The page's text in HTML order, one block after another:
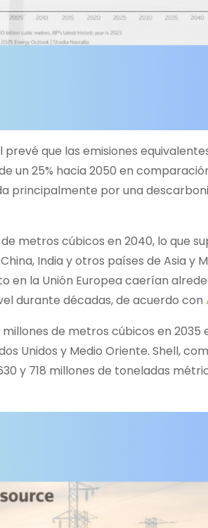
que las emisiones
un 25% hacia 2050 en
principalmente por una
metros cúbicos en 2040, lo que
India y otros países de Asia y
en la Unión Europea caerían
durante décadas, de acuerdo con
de metros cúbicos en 2035
Unidos y Medio Oriente. Shell,
y 718 millones de toneladas